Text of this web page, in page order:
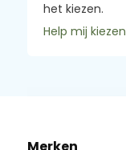
het kiezen.
Help mij kiezen